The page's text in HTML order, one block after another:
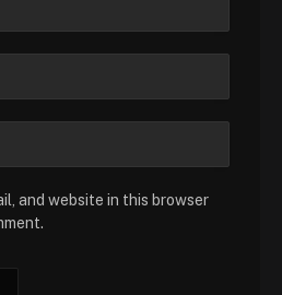
and website in this browser